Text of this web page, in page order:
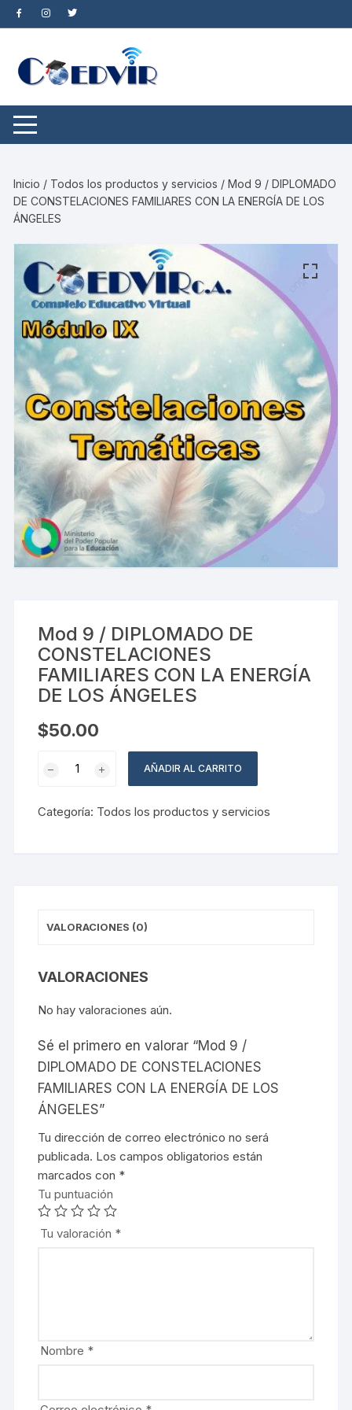
Saltar
al
Inicio / Todos los productos y servicios / Mod 9 / DIPLOMADO
DE CONSTELACIONES FAMILIARES CON LA ENERGÍA DE LOS
ÁNGELES
Mod 9 / DIPLOMADO DE
CONSTELACIONES
FAMILIARES CON LA ENERGÍA
DE LOS ÁNGELES
$50.00
DIPLOMADO
ENERGÍA
ÁNGELES
cantidad
AÑADIR AL CARRITO
Categoría: Todos los productos y servicios
VALORACIONES (0)
VALORACIONES
No hay valoraciones aún.
Sé el primero en valorar “Mod 9 /
DIPLOMADO DE CONSTELACIONES
FAMILIARES CON LA ENERGÍA DE LOS
ÁNGELES”
Tu dirección de correo electrónico no será
publicada. Los campos obligatorios están
marcados con *
Tu puntuación
Tu valoración *
Nombre *